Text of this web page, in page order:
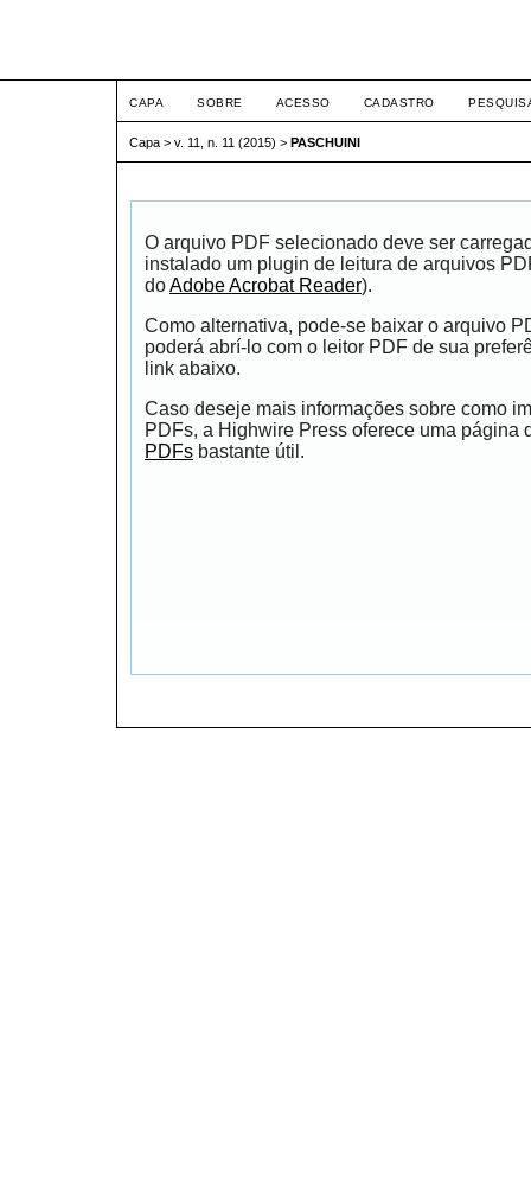
CAPA SOBRE ACESSO CADASTRO
Capa > v. 11, n. 11 (2015) > PASCHUINI
O arquivo PDF selecionado deve ser
instalado um plugin de leitura de arquivos
doAdobe Acrobat Reader).
Como alternativa, pode-se baixar o arquivo
poderá abrí-lo com o leitor PDF de sua
link abaixo.
Caso deseje mais informações sobre como
PDFs, a Highwire Press oferece uma página
PDFs bastante útil.